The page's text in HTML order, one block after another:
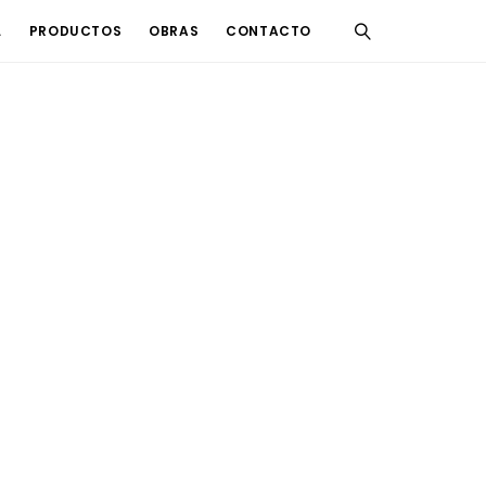
PRODUCTOS OBRAS CONTACTO